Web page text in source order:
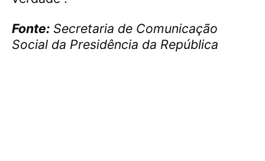
Fonte: Secretaria de Comunicação
Social da Presidência da República